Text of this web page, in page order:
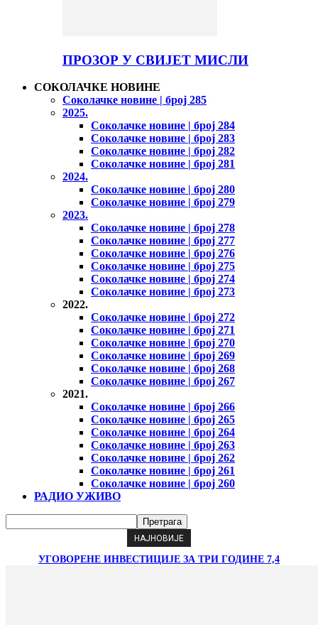
ПРОЗОР У СВИЈЕТ МИСЛИ
СОКОЛАЧКЕ НОВИНЕ
Соколачке новине | број 285
2025.
Соколачке новине | број 284
Соколачке новине | број 283
Соколачке новине | број 282
Соколачке новине | број 281
2024.
Соколачке новине | број 280
Соколачке новине | број 279
2023.
Соколачке новине | број 278
Соколачке новине | број 277
Соколачке новине | број 276
Соколачке новине | број 275
Соколачке новине | број 274
Соколачке новине | број 273
2022.
Соколачке новине | број 272
Соколачке новине | број 271
Соколачке новине | број 270
Соколачке новине | број 269
Соколачке новине | број 268
Соколачке новине | број 267
2021.
Соколачке новине | број 266
Соколачке новине | број 265
Соколачке новине | број 264
Соколачке новине | број 263
Соколачке новине | број 262
Соколачке новине | број 261
Соколачке новине | број 260
РАДИО УЖИВО
НАЈНОВИЈЕ
УГОВОРЕНЕ ИНВЕСТИЦИЈЕ ЗА ТРИ ГОДИНЕ 7,4